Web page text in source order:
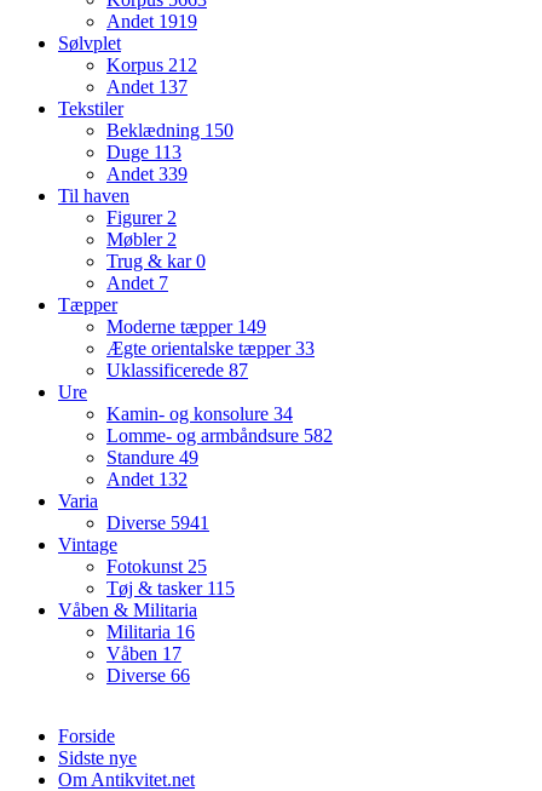
Andet 1919
Sølvplet
Korpus 212
Andet 137
Tekstiler
Beklædning 150
Duge 113
Andet 339
Til haven
Figurer 2
Møbler 2
Trug & kar0
Andet 7
Tæpper
Moderne tæpper 149
Ægte orientalske tæpper33
Uklassificerede 87
Ure
Kamin- og konsolure 34
Lomme- og armbåndsure 582
Standure 49
Andet 132
Varia
Diverse 5941
Vintage
Fotokunst 25
Tøj & tasker 115
Våben & Militaria
Militaria 16
Våben 17
Diverse 66
Forside
Sidste nye
Om Antikvitet.net